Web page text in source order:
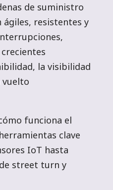
de suministro
ágiles, resistentes y
la visibilidad
vuelto
funciona el
clave
IoT hasta
street turn y